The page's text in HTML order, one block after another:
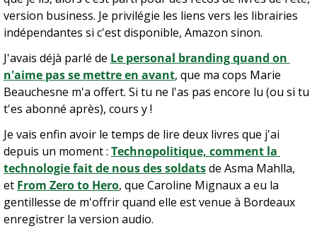
version business. Je privilégie les liens vers les librairies
indépendantes si c'est disponible, Amazon sinon.
J'avais déjà parlé de Le personal branding quand on
n'aime pas se mettre en avant, que ma cops Marie
Beauchesne m'a offert. Si tu ne l'as pas encore lu (ou si tu
t'es abonné après), cours y !
Je vais enfin avoir le temps de lire deux livres que j'ai
depuis un moment : Technopolitique, comment la
technologie fait de nous des soldats de Asma Mahlla,
et From Zero to Hero, que Caroline Mignaux a eu la
gentillesse de m'offrir quand elle est venue à Bordeaux
enregistrer la version audio.